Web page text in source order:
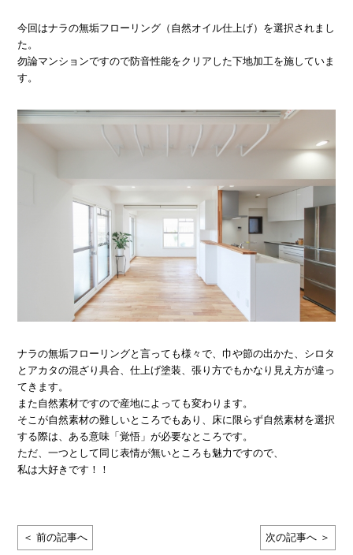
今回はナラの無垢フローリング（自然オイル仕上げ）を選択されまし
た。
勿論マンションですので防音性能をクリアした下地加工を施していま
す。
ナラの無垢フローリングと言っても様々で、巾や節の出かた、シロタ
とアカタの混ざり具合、仕上げ塗装、張り方でもかなり見え方が違っ
てきます。
また自然素材ですので産地によっても変わります。
そこが自然素材の難しいところでもあり、床に限らず自然素材を選択
する際は、ある意味「覚悟」が必要なところです。
ただ、一つとして同じ表情が無いところも魅力ですので、
私は大好きです！！
＜ 前の記事へ 次の記事へ ＞